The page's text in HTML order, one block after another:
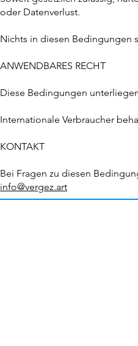
oder Datenverlust.
Nichts in diesen Bedingungen
ANWENDBARES RECHT
Diese Bedingungen
Internationale Verbraucher
KONTAKT
Bei Fragen zu diesen
info@vergez.art